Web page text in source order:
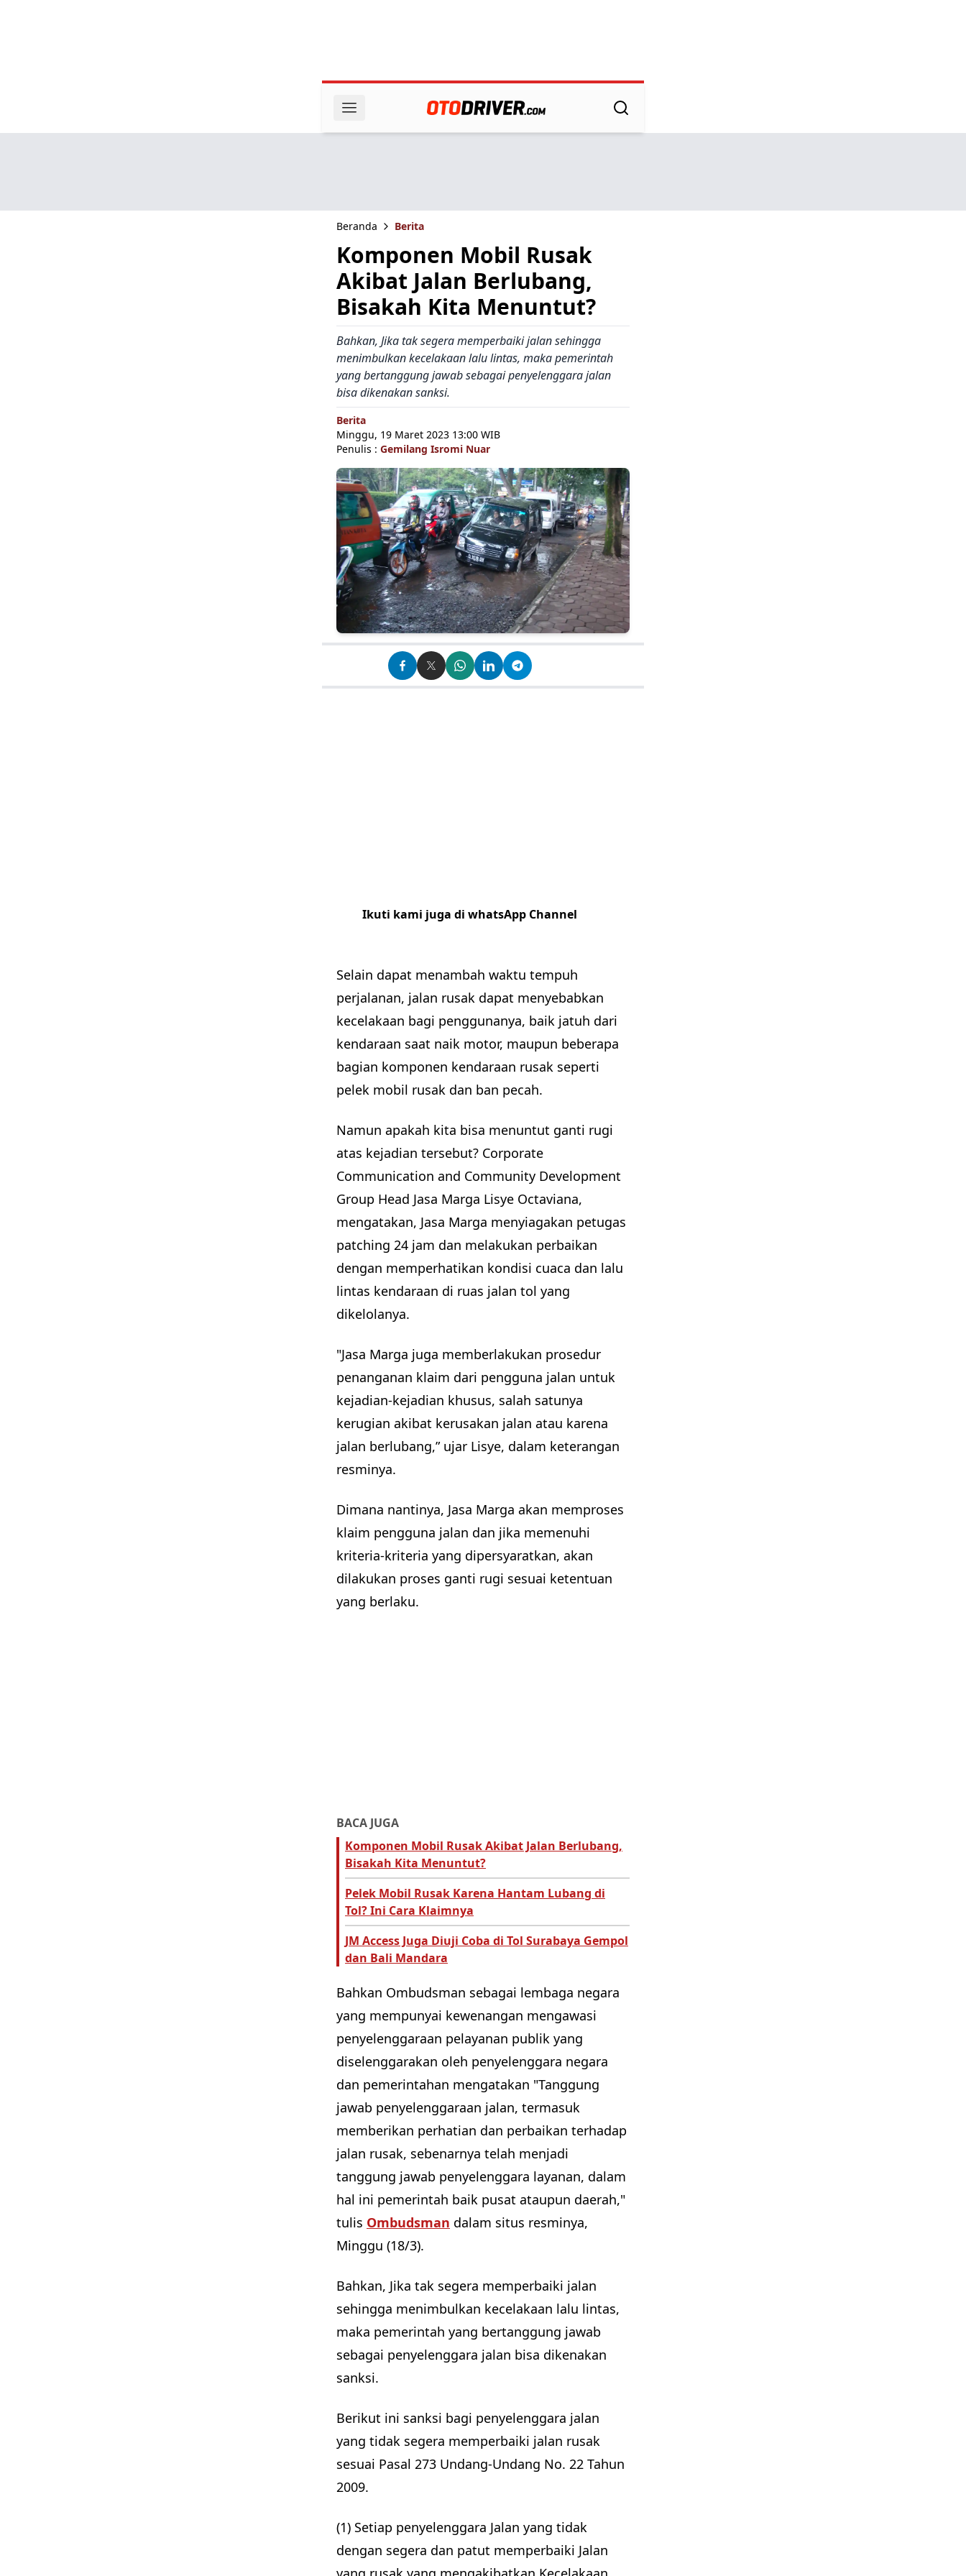
Beranda Berita
Komponen Mobil Rusak
Akibat Jalan Berlubang,
Bisakah Kita Menuntut?
Bahkan, Jika tak segera memperbaiki jalan sehingga
menimbulkan kecelakaan lalu lintas, maka pemerintah
yang bertanggung jawab sebagai penyelenggara jalan
bisa dikenakan sanksi.
Berita
Minggu, 19 Maret 2023 13:00 WIB
Penulis : Gemilang Isromi Nuar
Ikuti kami juga di whatsApp Channel
Selain dapat menambah waktu tempuh
perjalanan, jalan rusak dapat menyebabkan
kecelakaan bagi penggunanya, baik jatuh dari
kendaraan saat naik motor, maupun beberapa
bagian komponen kendaraan rusak seperti
pelek mobil rusak dan ban pecah.
Namun apakah kita bisa menuntut ganti rugi
atas kejadian tersebut? Corporate
Communication and Community Development
Group Head Jasa Marga Lisye Octaviana,
mengatakan, Jasa Marga menyiagakan petugas
patching 24 jam dan melakukan perbaikan
dengan memperhatikan kondisi cuaca dan lalu
lintas kendaraan di ruas jalan tol yang
dikelolanya.
"Jasa Marga juga memberlakukan prosedur
penanganan klaim dari pengguna jalan untuk
kejadian-kejadian khusus, salah satunya
kerugian akibat kerusakan jalan atau karena
jalan berlubang,” ujar Lisye, dalam keterangan
resminya.
Dimana nantinya, Jasa Marga akan memproses
klaim pengguna jalan dan jika memenuhi
kriteria-kriteria yang dipersyaratkan, akan
dilakukan proses ganti rugi sesuai ketentuan
yang berlaku.
BACA JUGA
Komponen Mobil Rusak Akibat Jalan Berlubang,
Bisakah Kita Menuntut?
Pelek Mobil Rusak Karena Hantam Lubang di
Tol? Ini Cara Klaimnya
JM Access Juga Diuji Coba di Tol Surabaya Gempol
dan Bali Mandara
Bahkan Ombudsman sebagai lembaga negara
yang mempunyai kewenangan mengawasi
penyelenggaraan pelayanan publik yang
diselenggarakan oleh penyelenggara negara
dan pemerintahan mengatakan "Tanggung
jawab penyelenggaraan jalan, termasuk
memberikan perhatian dan perbaikan terhadap
jalan rusak, sebenarnya telah menjadi
tanggung jawab penyelenggara layanan, dalam
hal ini pemerintah baik pusat ataupun daerah,"
tulis Ombudsman dalam situs resminya,
Minggu (18/3).
Bahkan, Jika tak segera memperbaiki jalan
sehingga menimbulkan kecelakaan lalu lintas,
maka pemerintah yang bertanggung jawab
sebagai penyelenggara jalan bisa dikenakan
sanksi.
Berikut ini sanksi bagi penyelenggara jalan
yang tidak segera memperbaiki jalan rusak
sesuai Pasal 273 Undang-Undang No. 22 Tahun
2009.
(1) Setiap penyelenggara Jalan yang tidak
dengan segera dan patut memperbaiki Jalan